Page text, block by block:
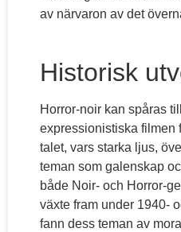
av närvaron av det
Historisk
Horror-noir kan spåras
expressionistiska filmen
talet, vars starka ljus,
teman som galenskap
både Noir- och Horror-
växte fram under 1940-
fann dess teman av